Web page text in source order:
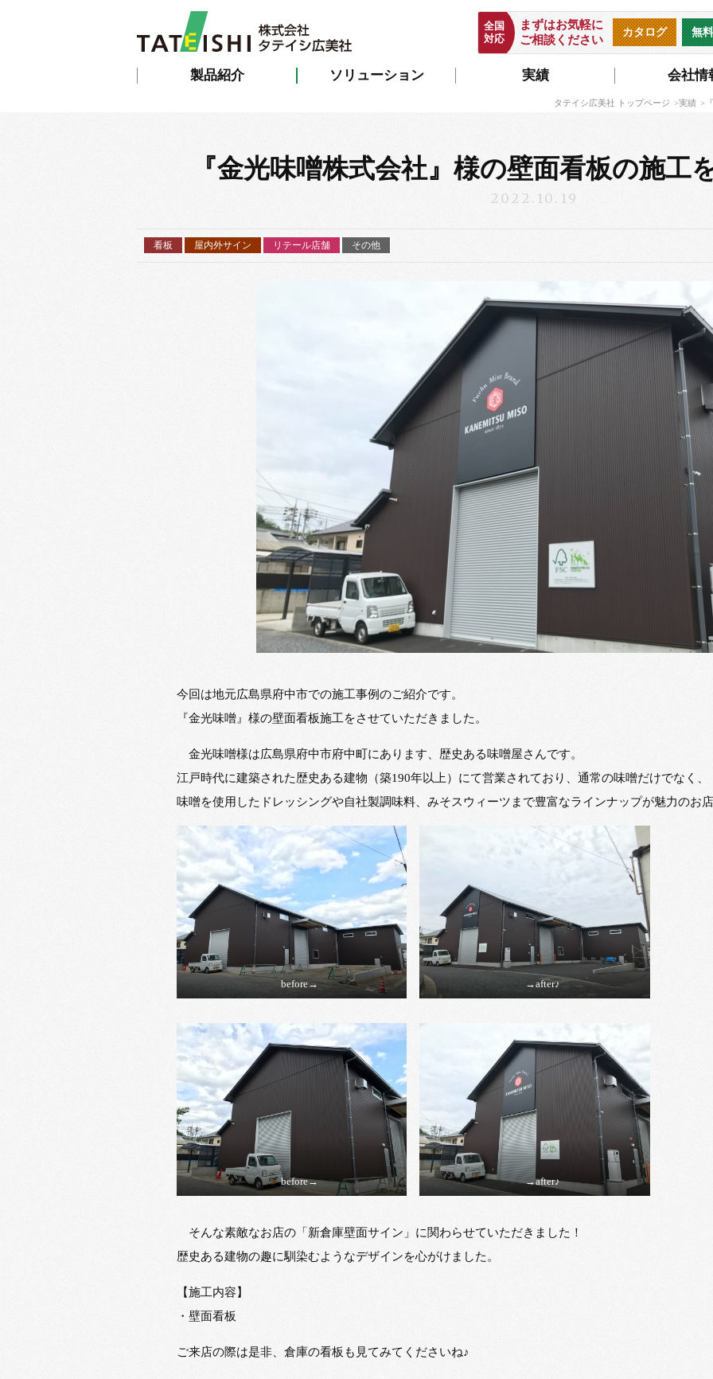
製品紹介 ソリューション 実績 会社情
無
カタログ
まずはお気軽に
ご相談ください
全国
対応
タテイシ広美社 トップページ 実績
『金光味噌株式会社』様の壁面看板の施工
2022.10.19
看板 屋内外サイン リテール店舗 その他
今回は地元広島県府中市での施工事例のご紹介です。
『金光味噌』様の壁面看板施工をさせていただきました。
金光味噌様は広島県府中市府中町にあります、歴史ある味噌屋さんです。
江戸時代に建築された歴史ある建物（築190年以上）にて営業されており、通常の味噌だけでなく、
味噌を使用したドレッシングや自社製調味料、みそスウィーツまで豊富なラインナップが魅力のお
before→ →after♪
before→ →after♪
そんな素敵なお店の「新倉庫壁面サイン」に関わらせていただきました！
歴史ある建物の趣に馴染むようなデザインを心がけました。
【施工内容】
・壁面看板
ご来店の際は是非、倉庫の看板も見てみてくださいね♪